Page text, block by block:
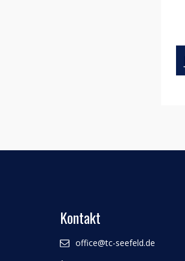
Kontakt
office@tc-seefeld.de